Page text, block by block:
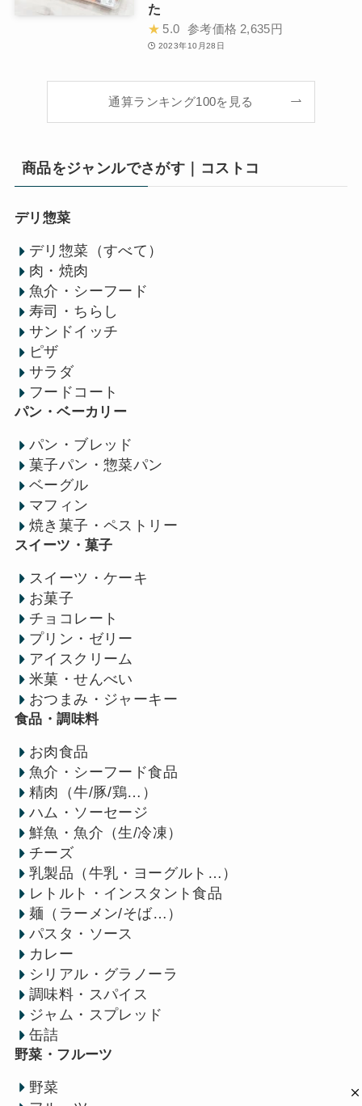
た
★ 5.0 参考価格 2,635円
2023年10月28日
通算ランキング100を見る
商品をジャンルでさがす｜コストコ
デリ惣菜
デリ惣菜（すべて）
肉・焼肉
魚介・シーフード
寿司・ちらし
サンドイッチ
ピザ
サラダ
フードコート
パン・ベーカリー
パン・ブレッド
菓子パン・惣菜パン
ベーグル
マフィン
焼き菓子・ペストリー
スイーツ・菓子
スイーツ・ケーキ
お菓子
チョコレート
プリン・ゼリー
アイスクリーム
米菓・せんべい
おつまみ・ジャーキー
食品・調味料
お肉食品
魚介・シーフード食品
精肉（牛/豚/鶏…）
ハム・ソーセージ
鮮魚・魚介（生/冷凍）
チーズ
乳製品（牛乳・ヨーグルト…）
レトルト・インスタント食品
麺（ラーメン/そば…）
パスタ・ソース
カレー
シリアル・グラノーラ
調味料・スパイス
ジャム・スプレッド
缶詰
野菜・フルーツ
野菜